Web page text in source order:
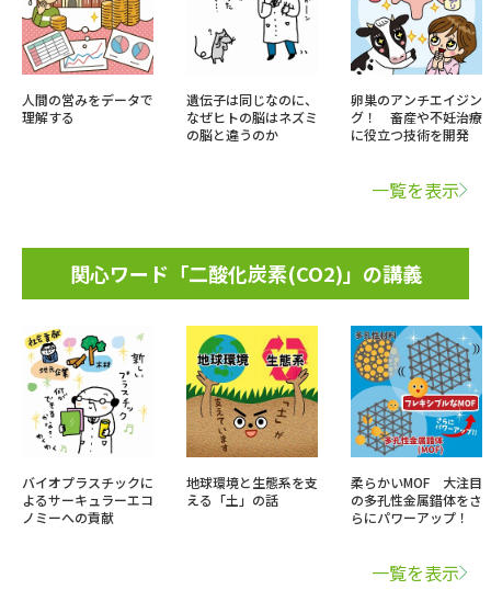
人間の営みをデータで
理解する
遺伝子は同じなのに、
なぜヒトの脳はネズミ
の脳と違うのか
卵巣のアンチエイジン
グ！ 畜産や不妊治療
に役立つ技術を開発
一覧を表示
関心ワード「二酸化炭素(CO2)」の講義
バイオプラスチックに
よるサーキュラーエコ
ノミーへの貢献
地球環境と生態系を支
える「土」の話
柔らかいMOF 大注目
の多孔性金属錯体をさ
らにパワーアップ！
一覧を表示